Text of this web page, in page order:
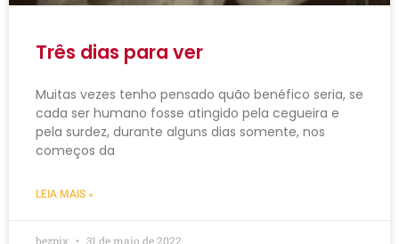
Três dias para ver
Muitas vezes tenho pensado quão benéfico seria, se
cada ser humano fosse atingido pela cegueira e
pela surdez, durante alguns dias somente, nos
começos da
LEIA MAIS »
bezpix 31 de maio de 2022